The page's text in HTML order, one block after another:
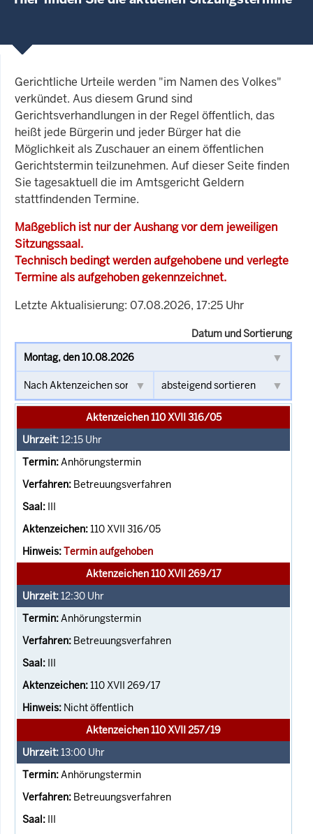
Gerichtliche Urteile werden "im Namen des Volkes"
verkündet. Aus diesem Grund sind
Gerichtsverhandlungen in der Regel öffentlich, das
heißt jede Bürgerin und jeder Bürger hat die
Möglichkeit als Zuschauer an einem öffentlichen
Gerichtstermin teilzunehmen. Auf dieser Seite finden
Sie tagesaktuell die im Amtsgericht Geldern
stattfindenden Termine.
Maßgeblich ist nur der Aushang vor dem jeweiligen
Sitzungssaal.
Technisch bedingt werden aufgehobene und verlegte
Termine als aufgehoben gekennzeichnet.
Letzte Aktualisierung: 07.08.2026, 17:25 Uhr
Datum und Sortierung
Aktenzeichen 110 XVII 316/05
12:15 Uhr
Anhörungstermin
Betreuungsverfahren
III
110 XVII 316/05
Termin aufgehoben
Aktenzeichen 110 XVII 269/17
12:30 Uhr
Anhörungstermin
Betreuungsverfahren
III
110 XVII 269/17
Nicht öffentlich
Aktenzeichen 110 XVII 257/19
13:00 Uhr
Anhörungstermin
Betreuungsverfahren
III